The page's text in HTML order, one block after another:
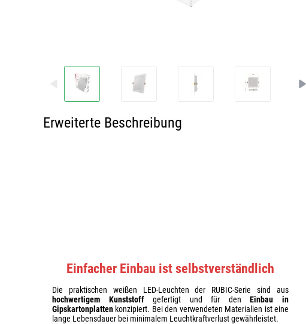
Erweiterte Beschreibung
Einfacher Einbau ist selbstverständlich
Die praktischen weißen LED-Leuchten der RUBIC-Serie sind aus
hochwertigem Kunststoffgefertigt und für denEinbau in
Gipskartonplattenkonzipiert. Bei den verwendeten Materialien ist eine
lange Lebensdauer bei minimalem Leuchtkraftverlust gewährleistet.